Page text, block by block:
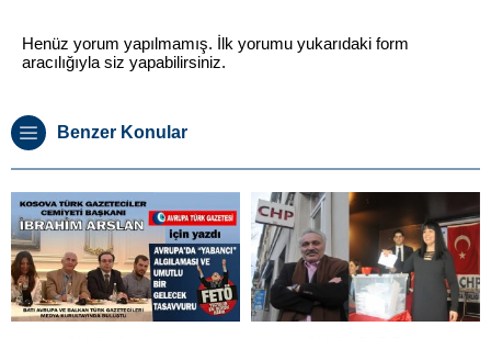
Henüz yorum yapılmamış. İlk yorumu yukarıdaki form
aracılığıyla siz yapabilirsiniz.
Benzer Konular